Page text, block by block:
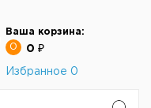
Ваша корзина:
0
0 ₽
Избранное 0